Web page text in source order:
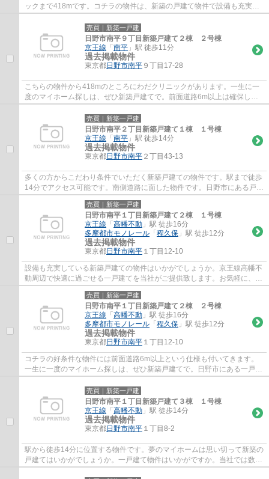
ックまで418mです。コチラの物件は、新築の戸建て物件で設備も充実し
ています。駅まで徒歩11分でアクセス可能です...
売買｜新築一戸建
日野市南平９丁目新築戸建て２棟 ２号棟
京王線 「 南平 」駅 徒歩11分
過去掲載物件
東京都日野市南平 ９丁目17-28
こちらの物件から418mのところにわだクリニックがあります。一生に一
度のマイホーム探しは、ぜひ新築戸建てで。前面道路6m以上は確保して
いるので車の出し入れもラクラクです。駅から...
売買｜新築一戸建
日野市南平２丁目新築戸建て１棟 １号棟
京王線 「 南平 」駅 徒歩14分
過去掲載物件
東京都日野市南平 ２丁目43-13
多くの方からこだわり条件でいただく新築戸建ての物件です。駅まで徒歩
14分でアクセス可能です。南側道路に面した物件です。日野市にある戸建
て探しで何かお困りの事がございましたら...
売買｜新築一戸建
日野市南平１丁目新築戸建て２棟 １号棟
京王線 「 高幡不動 」駅 徒歩16分
多摩都市モノレール 「 程久保 」駅 徒歩12分
過去掲載物件
東京都日野市南平 １丁目12-10
設備も充実している新築戸建ての物件はいかがでしょうか。京王線高幡不
動周辺で快適に過ごせる一戸建てを当社がご提供致します。お気軽に、
042-506-6841かchuo-dwell@kbh.biglobe.ne.j...
売買｜新築一戸建
日野市南平１丁目新築戸建て２棟 ２号棟
京王線 「 高幡不動 」駅 徒歩16分
多摩都市モノレール 「 程久保 」駅 徒歩12分
過去掲載物件
東京都日野市南平 １丁目12-10
コチラの好条件な物件には前面道路6m以上という仕様も付いてきます。
一生に一度のマイホーム探しは、ぜひ新築戸建てで。日野市にある一戸建
てのお問い合わせは、当社が承っております...
売買｜新築一戸建
日野市南平１丁目新築戸建て３棟 １号棟
京王線 「 高幡不動 」駅 徒歩14分
過去掲載物件
東京都日野市南平 １丁目8-2
駅から徒歩14分に位置する物件です。夢のマイホームは思い切って新築の
戸建てはいかがでしょうか。一戸建て物件はいかがですか。当社では数多
くの一戸建て物件を取り扱っております。...